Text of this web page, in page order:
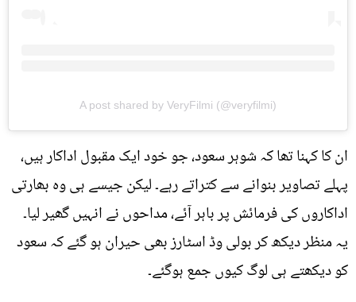
A post shared by VeryFilmi (@veryfilmi)
ان کا کہنا تھا کہ شوہر سعود، جو خود ایک مقبول اداکار ہیں،
پہلے تصاویر بنوانے سے کتراتے رہے۔ لیکن جیسے ہی وہ بھارتی
اداکاروں کی فرمائش پر باہر آئے، مداحوں نے انہیں گھیر لیا۔
یہ منظر دیکھ کر بولی وڈ اسٹارز بھی حیران ہو گئے کہ سعود
کو دیکھتے ہی لوگ کیوں جمع ہوگئے۔